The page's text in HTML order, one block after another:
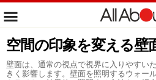
空間の印象を変える壁
壁面は、通常の視点で視界に入りやすい
きく影響します。壁面を照明するウォー